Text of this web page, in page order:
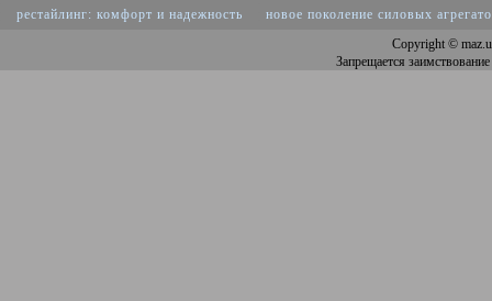
рестайлинг: комфорт и надежность
новое поколение силовых
Copyright©
Запрещается